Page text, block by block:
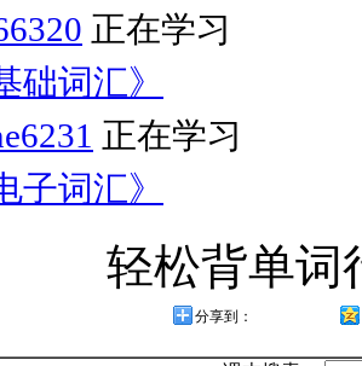
正在学习
础词汇》
正在学习
子词汇》
轻松背单词
分享到：